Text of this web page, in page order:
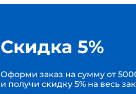
Скидка 5%
Оформи заказ на сумму от
и получи скидку 5% на весь